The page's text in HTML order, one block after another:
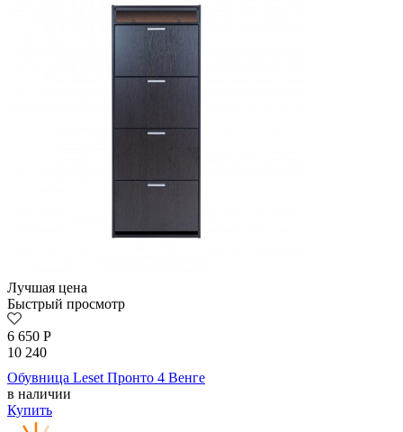
Лучшая цена
Быстрый просмотр
6 650 Р
10 240
Обувница Leset Пронто 4 Венге
в наличии
Купить